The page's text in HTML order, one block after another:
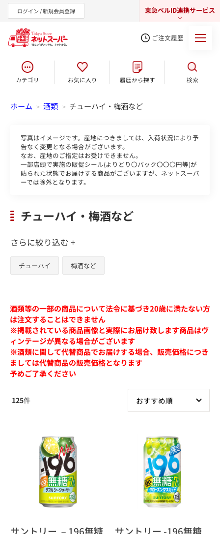
ログイン / 新規会員登録 東急ベルID連携サービス
東急オンラインショップ
ご注文履歴
カテゴリ お気に入り 履歴から探す 検索
ホーム > 酒類 > チューハイ・梅酒など
写真はイメージです。産地につきましては、入荷状況により予
告なく変更となる場合がございます。
なお、産地のご指定はお受けできません。
一部店頭で実施の販促シール(よりどり〇パック〇〇〇円等)が
貼られた状態でお届けする商品がございますが、ネットスーパ
ーでは除外となります。
チューハイ・梅酒など
さらに絞り込む +
チューハイ 梅酒など
酒類等の一部の商品について法令に基づき20歳に満たない方
は注文することはできません
※掲載されている商品画像と実際にお届け致します商品はヴ
ィンテージが異なる場合がございます
※酒類に関して代替商品でお届けする場合、販売価格につき
ましては代替商品の販売価格となります
予めご了承ください
125件
サントリー －196無糖
サントリー -196無糖